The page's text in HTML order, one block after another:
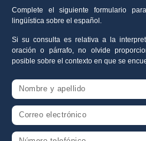
Complete el siguiente formulario
lingüística sobre el español.
Si su consulta es relativa a la
oración o párrafo, no olvide
posible sobre el contexto en que se